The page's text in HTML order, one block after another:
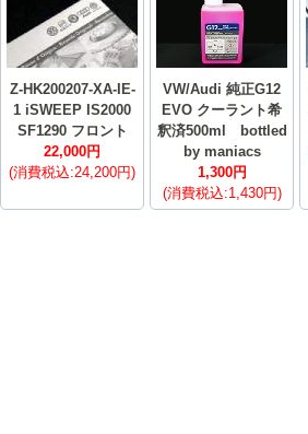
Z-HK200207-XA-IE-
1 iSWEEP IS2000
SF1290 フロント
22,000円
(消費税込:24,200円)
VW/Audi 純正G12
EVO クーラント希
釈済500ml bottled
by maniacs
1,300円
(消費税込:1,430円)